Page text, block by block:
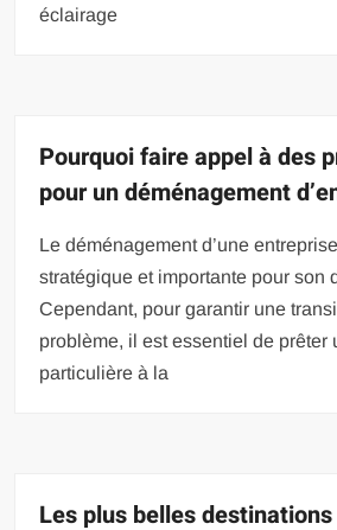
éclairage
Pourquoi faire appel à des
pour un déménagement
Le déménagement d’une
stratégique et importante pour son
Cependant, pour garantir une
problème, il est essentiel de prêter
particulière à la
Les plus belles